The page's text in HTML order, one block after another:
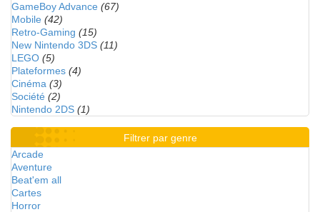
GameBoy Advance (67)
Mobile (42)
Retro-Gaming (15)
New Nintendo 3DS (11)
LEGO (5)
Plateformes (4)
Cinéma (3)
Société (2)
Nintendo 2DS (1)
Filtrer par genre
Arcade
Aventure
Beat'em all
Cartes
Horror